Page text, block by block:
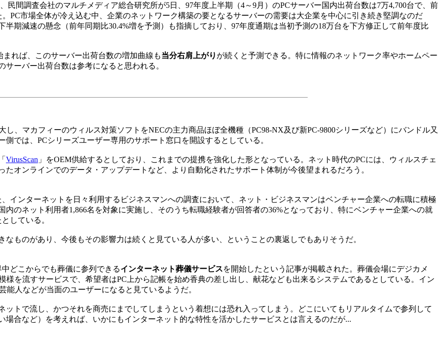
民間調査会社のマルチメディア総合研究所が5日、97年度上半期（4～9月）のPCサーバー国内出荷台数は7万4,700台で、前
PC市場全体が冷え込む中、企業のネットワーク構築の要となるサーバーの需要は大企業を中心に引き続き堅調なのだ
期減速の懸念（前年同期比30.4%増を予測）も指摘しており、97年度通期は当初予測の18万台を下方修正して前年度比
れば、このサーバー出荷台数の増加曲線も当分右肩上がり が続くと予測できる。特に情報のネットワーク率やホームペー
ーバー出荷台数は参考になると思われる。
し、マカフィーのウィルス対策ソフトをNECの主力商品ほぼ全機種（PC98-NX及び新PC-9800シリーズなど）にバンドル又
では、PCシリーズユーザー専用のサポート窓口を開設するとしている。
VirusScan 」をOEM供給するとしており、これまでの提携を強化した形となっている。ネット時代のPCには、ウィルスチェ
オンラインでのデータ・アップデートなど、より自動化されたサポート体制が今後望まれるだろう。
、インターネットを日々利用するビジネスマンへの調査において、ネット・ビジネスマンはベンチャー企業への転職に積極
のネット利用者1,866名を対象に実施し、そのうち転職経験者が回答者の36%となっており、特にベンチャー企業への就
している。
ものがあり、今後もその影響力は続くと見ている人が多い、ということの裏返しでもありそうだ。
中どこからでも葬儀に参列できるインターネット葬儀サービスを開始したという記事が掲載された。葬儀会場にデジカメ
様を流すサービスで、希望者はPC上から記帳を始め香典の差し出し、献花なども出来るシステムであるとしている。イン
人などが当面のユーザーになると見ているようだ。
トで流し、かつそれを商売にまでしてしまうという着想には恐れ入ってしまう。どこにいてもリアルタイムで参列して
合など）を考えれば、いかにもインターネット的な特性を活かしたサービスとは言えるのだが...